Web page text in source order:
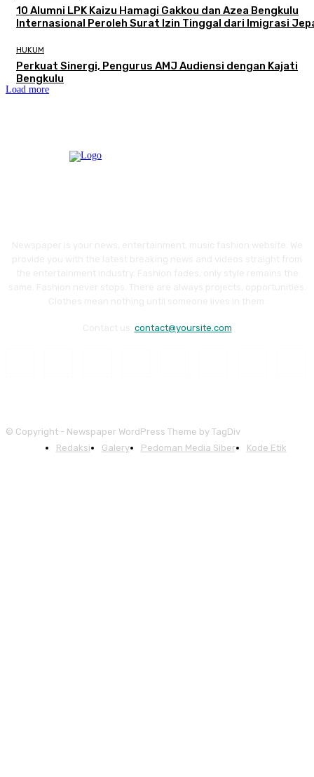
‎10 Alumni LPK Kaizu Hamagi Gakkou dan Azea Bengkulu
Internasional Peroleh Surat Izin Tinggal dari Imigrasi
HUKUM
Perkuat Sinergi, Pengurus AMJ Audiensi dengan Kajati
Bengkulu
Load more
contact@yoursite.com
© Copyright - Newspaper WordPress Theme by TagDiv
Redaksi
Galery Pedoman Media Siber Kode Etik